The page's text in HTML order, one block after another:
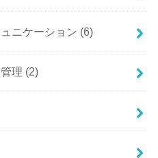
ニケーション (6)
理 (2)